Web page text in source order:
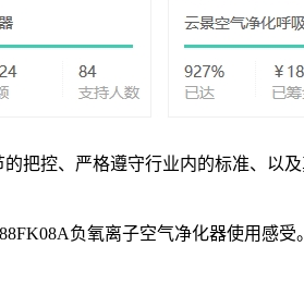
把控、严格遵守行业内的标准、以
负氧离子空气净化器使用感